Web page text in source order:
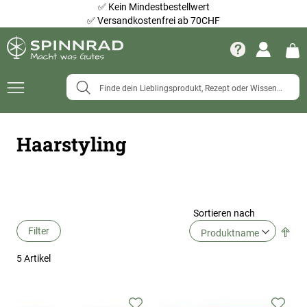
✅ Kein Mindestbestellwert
✅Versandkostenfrei ab 70CHF
Navigation
Haarstyling
Filter
5Artikel
Sortieren nach
Zur Zur